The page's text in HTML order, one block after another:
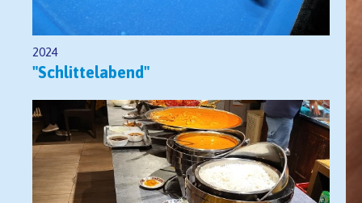
2024
"Schlittelabend"